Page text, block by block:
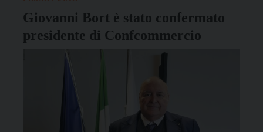
Giovanni Bort è stato confermato
presidente di Confcommercio